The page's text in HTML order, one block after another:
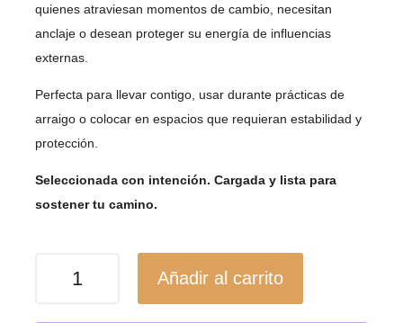
quienes atraviesan momentos de cambio, necesitan
anclaje o desean proteger su energía de influencias
externas.
Perfecta para llevar contigo, usar durante prácticas de
arraigo o colocar en espacios que requieran estabilidad y
protección.
Seleccionada con intención. Cargada y lista para
sostener tu camino.
Añadir al carrito